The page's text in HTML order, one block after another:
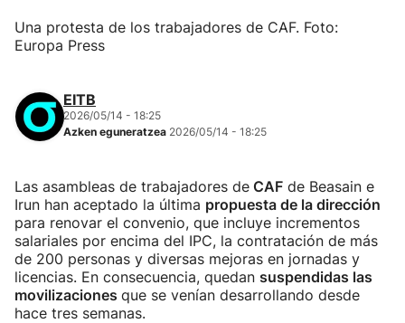
Una protesta de los trabajadores de CAF. Foto:
Europa Press
EITB
2026/05/14 - 18:25
Azken eguneratzea 2026/05/14 - 18:25
Las asambleas de trabajadores de CAF de Beasain e
Irun han aceptado la última propuesta de la dirección
para renovar el convenio, que incluye incrementos
salariales por encima del IPC, la contratación de más
de 200 personas y diversas mejoras en jornadas y
licencias. En consecuencia, quedan suspendidas las
movilizaciones que se venían desarrollando desde
hace tres semanas.